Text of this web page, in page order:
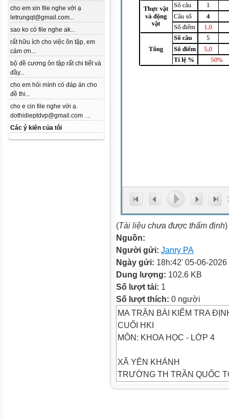
cho em xin file nghe với ạ
letrungqt@gmail.com...
sao ko có file nghe ak...
rất hữu ích cho việc ôn tập, em
cám ơn...
bộ đề cương ôn tập rất chi tiết và
đầy...
cho em hỏi mình có đáp án cho
đề thi...
cho e cin file nghe với ạ.
dothidieptdvp@gmail.com ...
Các ý kiến của tôi
(Tài liệu chưa được thẩm định)
Nguồn:
Người gửi: Janry PA
Ngày gửi: 18h:42' 05-06-2026
Dung lượng: 102.6 KB
Số lượt tải: 1
Số lượt thích: 0 người
MA TRẬN BÀI KIỂM TRA
CUỐI HKI
MÔN: KHOA HỌC - LỚP 4
XÃ YÊN KHÁNH
TRƯỜNG TH TRẦN QUỐC